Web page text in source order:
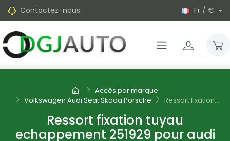
Contactez-nous Fr / €
Accès par marque
Volkswagen Audi Seat Skoda Porsche
Ressort fixation...
Ressort fixation tuyau
echappement 251929 pour audi